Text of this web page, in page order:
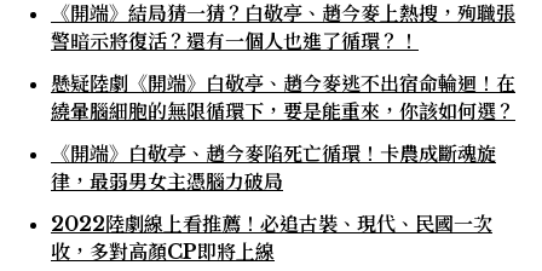
《開端》結局猜一猜？白敬亭、趙今麥上熱搜，殉職張
警暗示將復活？還有一個人也進了循環？！
懸疑陸劇《開端》白敬亭、趙今麥逃不出宿命輪迴！在
繞暈腦細胞的無限循環下，要是能重來，你該如何選？
《開端》白敬亭、趙今麥陷死亡循環！卡農成斷魂旋
律，最弱男女主憑腦力破局
2022陸劇線上看推薦！必追古裝、現代、民國一次
收，多對高顏CP即將上線